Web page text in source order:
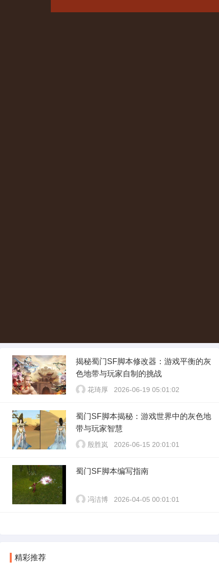
揭秘蜀门SF脚本修改器：游戏平衡的灰
色地带与玩家自制的挑战
花琦厚 2026-06-19 05:01:02
蜀门SF脚本揭秘：游戏世界中的灰色地
带与玩家智慧
殷胜岚 2026-06-15 20:01:01
蜀门SF脚本编写指南
冯洁博 2026-04-05 00:01:01
精彩推荐